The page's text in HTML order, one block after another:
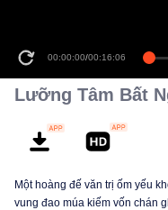
00:00:00/00:16:06
Lưỡng Tâm Bất
Một hoàng đế văn trị ốm yếu
vung đao múa kiếm vốn chán